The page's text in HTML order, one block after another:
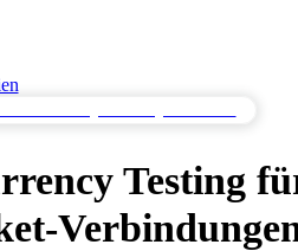
Testing